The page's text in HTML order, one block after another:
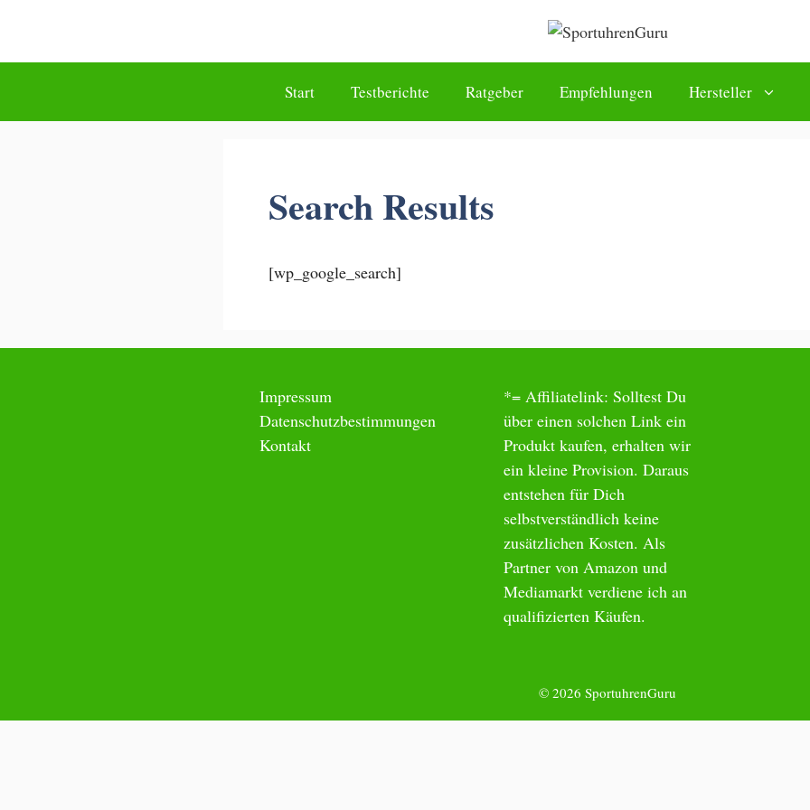
springen
Start Testberichte Ratgeber Empfehlungen Hersteller
Search Results
[wp_google_search]
Impressum
Datenschutzbestimmungen
Kontakt
*= Affiliatelink: Solltest Du
über einen solchen Link ein
Produkt kaufen, erhalten wir
ein kleine Provision. Daraus
entstehen für Dich
selbstverständlich keine
zusätzlichen Kosten. Als
Partner von Amazon und
Mediamarkt verdiene ich an
qualifizierten Käufen.
© 2026 SportuhrenGuru